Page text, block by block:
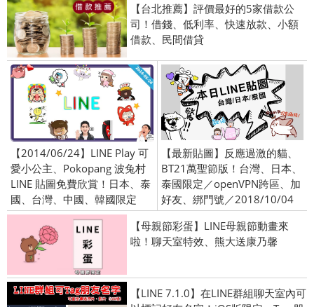
【台北推薦】評價最好的5家借款公
司！借錢、低利率、快速放款、小額
借款、民間借貸
【2014/06/24】LINE Play 可
愛小公主、Pokopang 波兔村
LINE 貼圖免費欣賞！日本、泰
國、台灣、中國、韓國限定
【最新貼圖】反應過激的貓、
BT21萬聖節版！台灣、日本、
泰國限定／openVPN跨區、加
好友、綁門號／2018/10/04
【母親節彩蛋】LINE母親節動畫來
啦！聊天室特效、熊大送康乃馨
【LINE 7.1.0】在LINE群組聊天室內可